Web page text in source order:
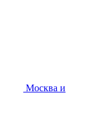
Москва и